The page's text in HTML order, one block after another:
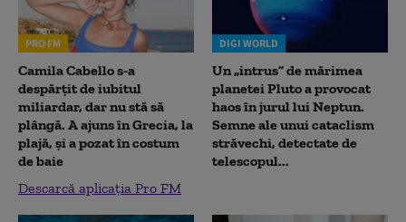
PRO FM
Camila Cabello s-a
despărțit de iubitul
miliardar, dar nu stă să
plângă. A ajuns în Grecia, la
plajă, și a pozat în costum
de baie
Descarcă aplicația Pro FM
DIGI WORLD
Un „intrus” de mărimea
planetei Pluto a provocat
haos în jurul lui Neptun.
Semne ale unui cataclism
străvechi, detectate de
telescopul...